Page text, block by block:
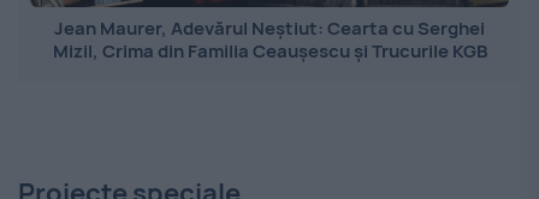
Jean Maurer, Adevărul Neștiut: Cearta cu Serghei
Mizil, Crima din Familia Ceaușescu și Trucurile KGB